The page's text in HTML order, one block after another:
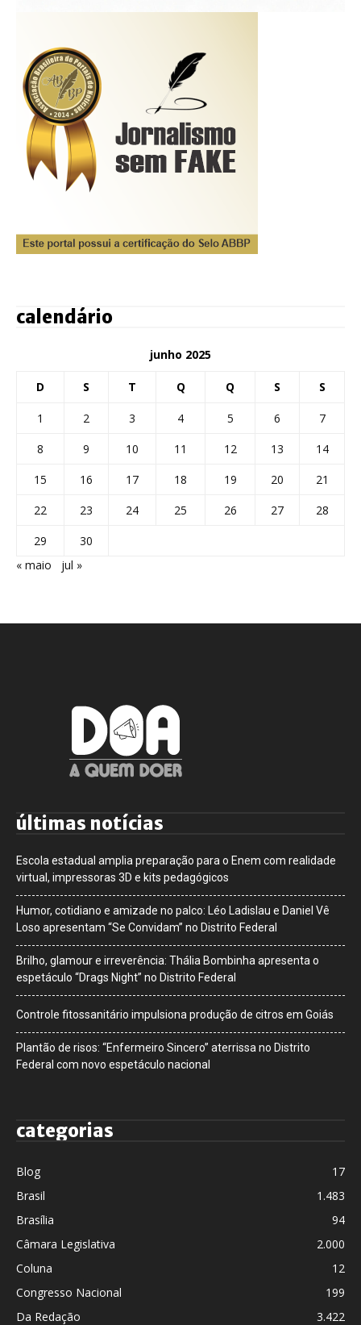
calendário
junho 2025
D S T Q Q S S
1 2 3 4 5 6
7
8
9 10 11 12 13
14
15
16 17 18 19 20
21
22
23 24 25 26 27
28
29
30
« maio
jul »
últimas notícias
Escola estadual amplia preparação para o Enem com realidade
virtual, impressoras 3D e kits pedagógicos
Humor, cotidiano e amizade no palco: Léo Ladislau e Daniel Vê
Loso apresentam “Se Convidam” no Distrito Federal
Brilho, glamour e irreverência: Thália Bombinha apresenta o
espetáculo “Drags Night” no Distrito Federal
Controle fitossanitário impulsiona produção de citros em Goiás
Plantão de risos: “Enfermeiro Sincero” aterrissa no Distrito
Federal com novo espetáculo nacional
categorias
Blog
17
Brasil
1.483
Brasília
94
Câmara Legislativa
2.000
Coluna
12
Congresso Nacional
199
Da Redação
3.422